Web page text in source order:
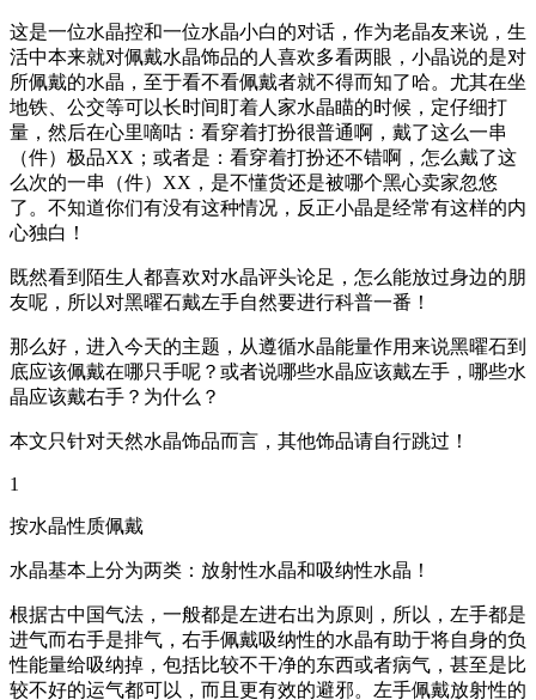
这是一位水晶控和一位水晶小白的对话，作为老晶友来说，生
活中本来就对佩戴水晶饰品的人喜欢多看两眼，小晶说的是对
所佩戴的水晶，至于看不看佩戴者就不得而知了哈。尤其在坐
地铁、公交等可以长时间盯着人家水晶瞄的时候，定仔细打
量，然后在心里嘀咕：看穿着打扮很普通啊，戴了这么一串
（件）极品XX；或者是：看穿着打扮还不错啊，怎么戴了这
么次的一串（件）XX，是不懂货还是被哪个黑心卖家忽悠
了。不知道你们有没有这种情况，反正小晶是经常有这样的内
心独白！
既然看到陌生人都喜欢对水晶评头论足，怎么能放过身边的朋
友呢，所以对黑曜石戴左手自然要进行科普一番！
那么好，进入今天的主题，从遵循水晶能量作用来说黑曜石到
底应该佩戴在哪只手呢？或者说哪些水晶应该戴左手，哪些水
晶应该戴右手？为什么？
本文只针对天然水晶饰品而言，其他饰品请自行跳过！
1
按水晶性质佩戴
水晶基本上分为两类：放射性水晶和吸纳性水晶！
根据古中国气法，一般都是左进右出为原则，所以，左手都是
进气而右手是排气，右手佩戴吸纳性的水晶有助于将自身的负
性能量给吸纳掉，包括比较不干净的东西或者病气，甚至是比
较不好的运气都可以，而且更有效的避邪。左手佩戴放射性的